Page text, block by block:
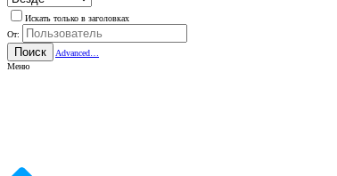
Искать только в заголовках
От:
Поиск
Advanced…
Меню